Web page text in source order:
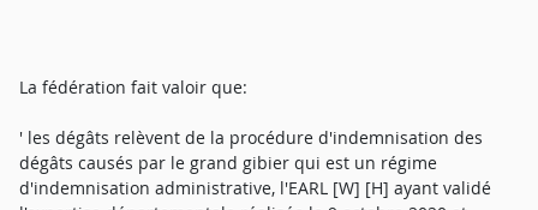
La fédération fait valoir que:
' les dégâts relèvent de la procédure d'indemnisation des
dégâts causés par le grand gibier qui est un régime
d'indemnisation administrative, l'EARL [W] [H] ayant validé